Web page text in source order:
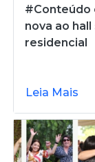
#Conteúdo
nova ao
residencial
Leia Mais